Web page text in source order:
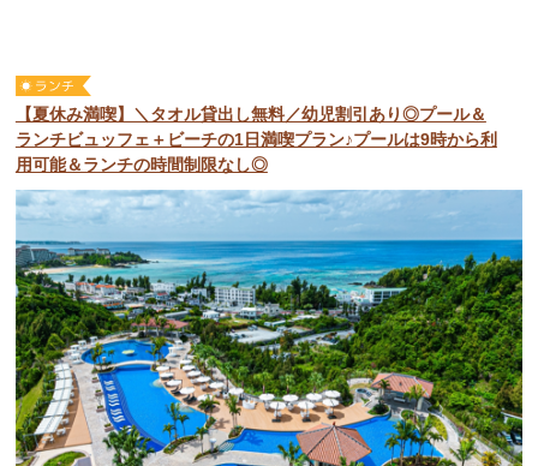
【夏休み満喫】＼タオル貸出し無料／幼児割引あり◎プール＆
ランチビュッフェ＋ビーチの1日満喫プラン♪プールは9時から利
用可能＆ランチの時間制限なし◎